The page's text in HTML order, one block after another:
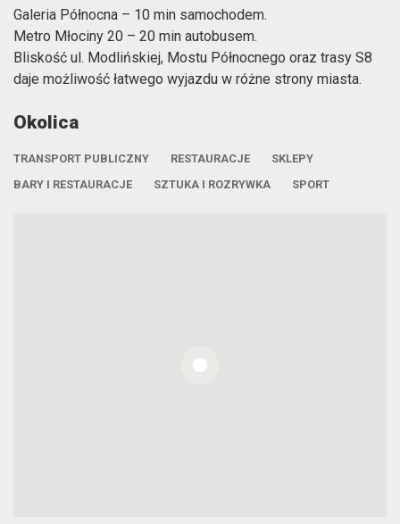
Galeria Północna – 10 min samochodem.
Metro Młociny 20 – 20 min autobusem.
Bliskość ul. Modlińskiej, Mostu Północnego oraz trasy S8
daje możliwość łatwego wyjazdu w różne strony miasta.
Okolica
TRANSPORT PUBLICZNY RESTAURACJE
SKLEPY
BARY I RESTAURACJE
SZTUKA I ROZRYWKA SPORT